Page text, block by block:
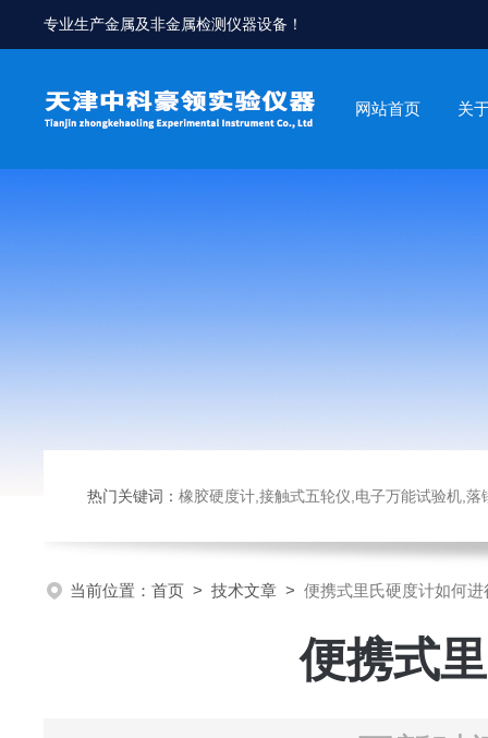
专业生产金属及非金属检测仪器设备！
网站首页 关
热门关键词： 橡胶硬度计,接触式五轮仪,电子万能试验机,落锤冲击试验机,数显
当前位置： 首页 > 技术文章 > 便携式里氏硬度计如何
便携式